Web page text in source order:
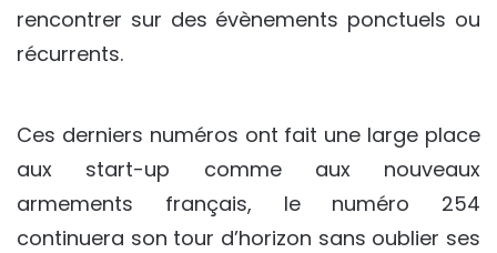
rencontrer sur des évènements ponctuels ou
récurrents.
Ces derniers numéros ont fait une large place
aux start-up comme aux nouveaux
armements français, le numéro 254
continuera son tour d’horizon sans oublier ses